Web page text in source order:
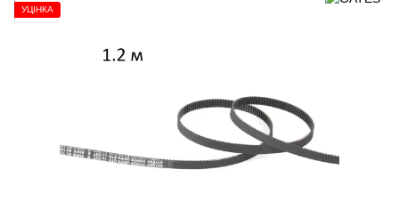
УЦІНКА